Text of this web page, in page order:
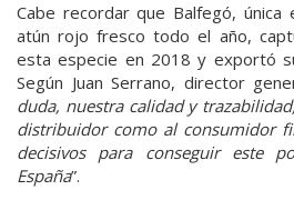
Cabe recordar que Balfegó, única
atún rojo fresco todo el año,
esta especie en 2018 y exportó
Según Juan Serrano, director
duda, nuestra calidad y
distribuidor como al consumidor
decisivos para conseguir este
España”.